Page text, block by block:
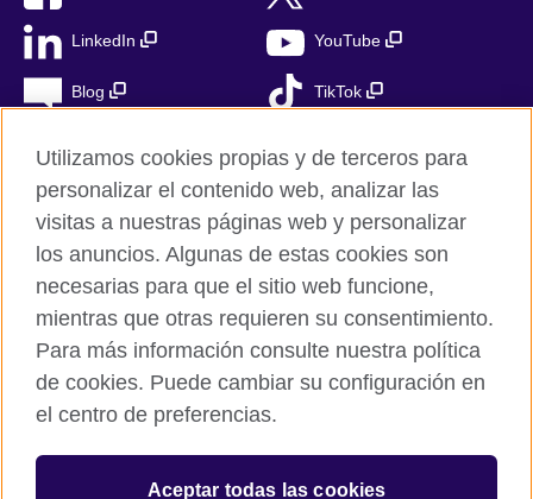
LinkedIn YouTube
Blog TikTok
British Council Global
Privacidad
Aviso Legal
Cookies
Mapa del sitio
© 2026 British Council
relations and educational opportunities. A registered charity in
the UK: 209131 (England and Wales) SC037733
Utilizamos cookies propias y de terceros para
personalizar el contenido web, analizar las
visitas a nuestras páginas web y personalizar
los anuncios. Algunas de estas cookies son
necesarias para que el sitio web funcione,
mientras que otras requieren su consentimiento.
Para más información consulte nuestra política
de cookies. Puede cambiar su configuración en
el centro de preferencias.
Aceptar todas las cookies